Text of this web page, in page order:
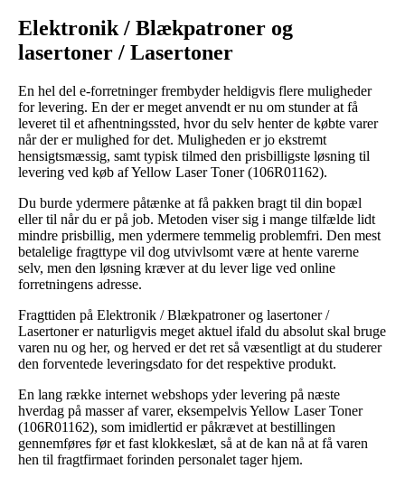
Elektronik / Blækpatroner og
lasertoner / Lasertoner
En hel del e-forretninger frembyder heldigvis flere muligheder
for levering. En der er meget anvendt er nu om stunder at få
leveret til et afhentningssted, hvor du selv henter de købte varer
når der er mulighed for det. Muligheden er jo ekstremt
hensigtsmæssig, samt typisk tilmed den prisbilligste løsning til
levering ved køb af Yellow Laser Toner (106R01162).
Du burde ydermere påtænke at få pakken bragt til din bopæl
eller til når du er på job. Metoden viser sig i mange tilfælde lidt
mindre prisbillig, men ydermere temmelig problemfri. Den mest
betalelige fragttype vil dog utvivlsomt være at hente varerne
selv, men den løsning kræver at du lever lige ved online
forretningens adresse.
Fragttiden på Elektronik / Blækpatroner og lasertoner /
Lasertoner er naturligvis meget aktuel ifald du absolut skal bruge
varen nu og her, og herved er det ret så væsentligt at du studerer
den forventede leveringsdato for det respektive produkt.
En lang række internet webshops yder levering på næste
hverdag på masser af varer, eksempelvis Yellow Laser Toner
(106R01162), som imidlertid er påkrævet at bestillingen
gennemføres før et fast klokkeslæt, så at de kan nå at få varen
hen til fragtfirmaet forinden personalet tager hjem.